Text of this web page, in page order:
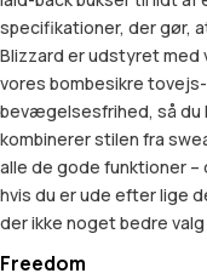
specifikationer, der gør,
Blizzard er udstyret med
vores bombesikre
bevægelsesfrihed, så du
kombinerer stilen fra
alle de gode funktioner –
hvis du er ude efter lige
der ikke noget bedre
Freedom